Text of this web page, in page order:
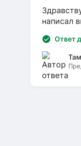
написал
Ответ